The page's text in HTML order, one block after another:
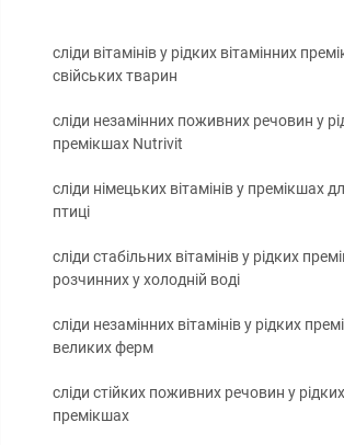
сліди вітамінів у рідких вітамінних
свійських тварин
сліди незамінних поживних речовин у
премікшах Nutrivit
сліди німецьких вітамінів у премікшах
птиці
сліди стабільних вітамінів у рідких
розчинних у холодній воді
сліди незамінних вітамінів у рідких
великих ферм
сліди стійких поживних речовин у
премікшах